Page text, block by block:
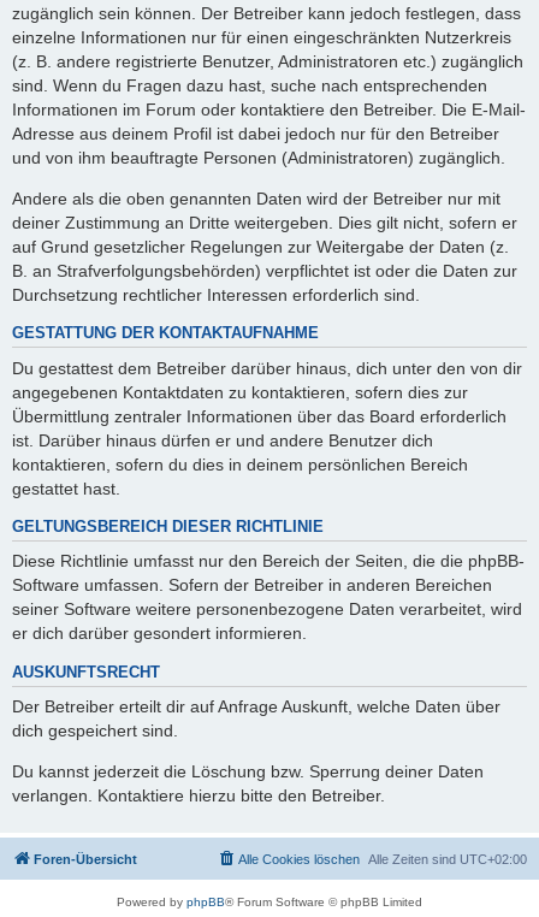
zugänglich sein können. Der Betreiber kann jedoch festlegen, dass
einzelne Informationen nur für einen eingeschränkten Nutzerkreis
(z. B. andere registrierte Benutzer, Administratoren etc.) zugänglich
sind. Wenn du Fragen dazu hast, suche nach entsprechenden
Informationen im Forum oder kontaktiere den Betreiber. Die E-Mail-
Adresse aus deinem Profil ist dabei jedoch nur für den Betreiber
und von ihm beauftragte Personen (Administratoren) zugänglich.
Andere als die oben genannten Daten wird der Betreiber nur mit
deiner Zustimmung an Dritte weitergeben. Dies gilt nicht, sofern er
auf Grund gesetzlicher Regelungen zur Weitergabe der Daten (z.
B. an Strafverfolgungsbehörden) verpflichtet ist oder die Daten zur
Durchsetzung rechtlicher Interessen erforderlich sind.
GESTATTUNG DER KONTAKTAUFNAHME
Du gestattest dem Betreiber darüber hinaus, dich unter den von dir
angegebenen Kontaktdaten zu kontaktieren, sofern dies zur
Übermittlung zentraler Informationen über das Board erforderlich
ist. Darüber hinaus dürfen er und andere Benutzer dich
kontaktieren, sofern du dies in deinem persönlichen Bereich
gestattet hast.
GELTUNGSBEREICH DIESER RICHTLINIE
Diese Richtlinie umfasst nur den Bereich der Seiten, die die phpBB-
Software umfassen. Sofern der Betreiber in anderen Bereichen
seiner Software weitere personenbezogene Daten verarbeitet, wird
er dich darüber gesondert informieren.
AUSKUNFTSRECHT
Der Betreiber erteilt dir auf Anfrage Auskunft, welche Daten über
dich gespeichert sind.
Du kannst jederzeit die Löschung bzw. Sperrung deiner Daten
verlangen. Kontaktiere hierzu bitte den Betreiber.
Foren-Übersicht Alle Zeiten sind UTC+02:00
Alle Cookies löschen
Powered by phpBB® Forum Software © phpBB Limited